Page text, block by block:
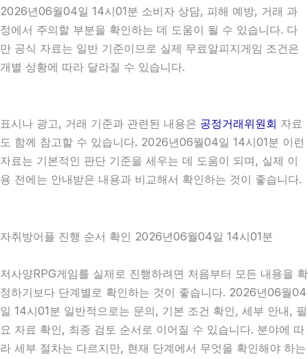
2026년06월04일 14시01분 소비자 상담, 피해 예방, 거래 과
정에서 주의할 부분을 확인하는 데 도움이 될 수 있습니다. 다
만 공식 자료는 일반 기준이므로 실제 무료알피지게임 조건은
개별 상황에 따라 달라질 수 있습니다.
표시나 광고, 거래 기준과 관련된 내용은 공정거래위원회 자료
도 함께 참고할 수 있습니다. 2026년06월04일 14시01분 이런
자료는 기본적인 판단 기준을 세우는 데 도움이 되며, 실제 이
용 전에는 안내받은 내용과 비교해서 확인하는 것이 좋습니다.
자취방어플 진행 순서 확인 2026년06월04일 14시01분
저사양RPG게임를 실제로 진행하려면 처음부터 모든 내용을 확
정하기보다 단계별로 확인하는 것이 좋습니다. 2026년06월04
일 14시01분 일반적으로는 문의, 기본 조건 확인, 세부 안내, 필
요 자료 확인, 최종 검토 순서로 이어질 수 있습니다. 분야에 따
라 세부 절차는 다르지만, 현재 단계에서 무엇을 확인해야 하는